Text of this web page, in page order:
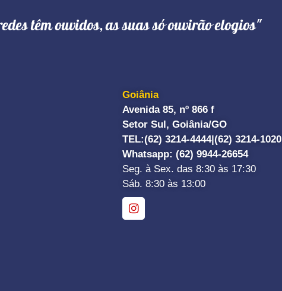
têm ouvidos, as suas só ouvirão elogios"
Goiânia
Avenida 85, nº 866 f
Setor Sul, Goiânia/GO
TEL:(62) 3214-4444|(62) 3214-1020
Whatsapp: (62) 9944-26654
Seg. à Sex. das 8:30 às 17:30
Sáb. 8:30 às 13:00